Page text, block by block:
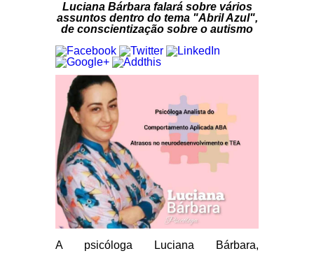
Luciana Bárbara falará sobre vários
assuntos dentro do tema "Abril Azul",
de conscientização sobre o autismo
A psicóloga Luciana Bárbara,